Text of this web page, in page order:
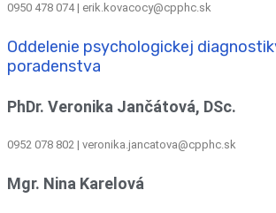
0950 478 074 | erik.kovacocy@cpphc.sk
Oddelenie psychologickej
poradenstva
PhDr. Veronika Jančátová, DSc.
0952 078 802 | veronika.jancatova@cpphc.sk
Mgr. Nina Karelová